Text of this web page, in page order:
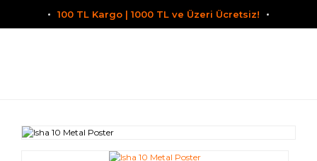
100 TL Kargo | 1000 TL ve Üzeri Ücretsiz!